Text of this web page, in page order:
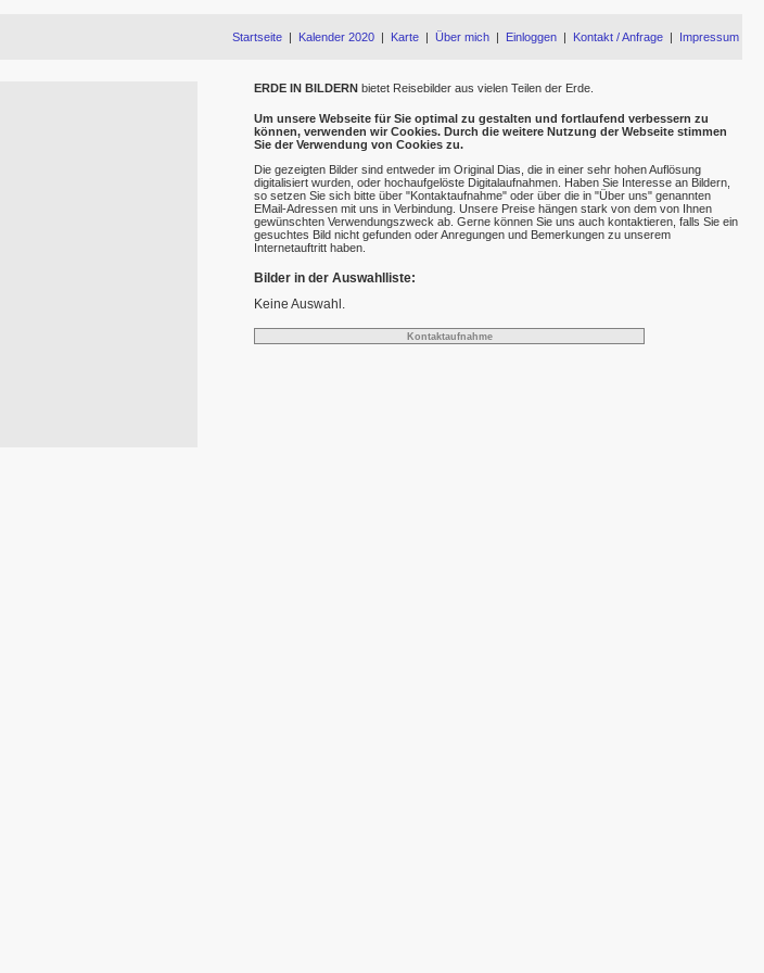
Startseite Kalender 2020 Karte Über mich Einloggen Kontakt / Anfrage Impressum
ERDE IN BILDERN bietet Reisebilder aus vielen Teilen der Erde.
Um unsere Webseite für Sie optimal zu gestalten und fortlaufend verbessern zu
können, verwenden wir Cookies. Durch die weitere Nutzung der Webseite stimmen
Sie der Verwendung von Cookies zu.
Die gezeigten Bilder sind entweder im Original Dias, die in einer sehr hohen Auflösung
digitalisiert wurden, oder hochaufgelöste Digitalaufnahmen. Haben Sie Interesse an Bildern,
so setzen Sie sich bitte über "Kontaktaufnahme" oder über die in "Über uns" genannten
EMail-Adressen mit uns in Verbindung. Unsere Preise hängen stark von dem von Ihnen
gewünschten Verwendungszweck ab. Gerne können Sie uns auch kontaktieren, falls Sie ein
gesuchtes Bild nicht gefunden oder Anregungen und Bemerkungen zu unserem
Internetauftritt haben.
Bilder in der Auswahlliste:
Keine Auswahl.
Kontaktaufnahme